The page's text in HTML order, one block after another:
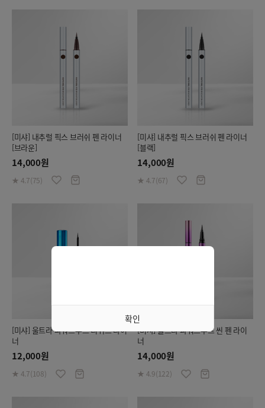
[미샤] 내추럴 픽스 브러쉬 펜 라이너
[브라운]
14,000원
★ 4.7(75)
[미샤] 내추럴 픽스 브러쉬 펜 라이너
[블랙]
14,000원
★ 4.7(67)
[미샤] 울트라 파워프루프 리퀴드 라이
너
12,000원
★ 4.7(108)
[미샤] 울트라 파워프루프 씬 펜 라이
너
14,000원
★ 4.9(122)
확인